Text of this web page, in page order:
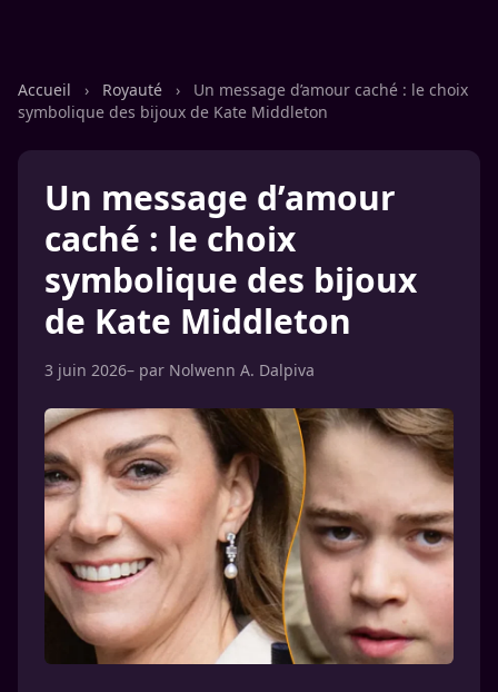
Accueil › Royauté ›
Un message d’amour caché : le choix
symbolique des bijoux de Kate Middleton
Un message d’amour
caché : le choix
symbolique des bijoux
de Kate Middleton
3 juin 2026– par Nolwenn A. Dalpiva